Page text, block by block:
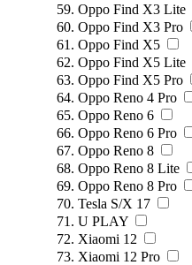
Oppo Find X3 Lite
Oppo Find X3 Pro
Oppo Find X5
Oppo Find X5 Lite
Oppo Find X5 Pro
Oppo Reno 4 Pro
Oppo Reno 6
Oppo Reno 6 Pro
Oppo Reno 8
Oppo Reno 8 Lite
Oppo Reno 8 Pro
Tesla S/X 17
U PLAY
Xiaomi 12
Xiaomi 12 Pro